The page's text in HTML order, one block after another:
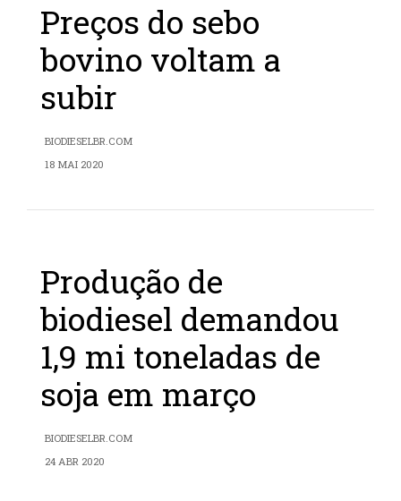
Preços do sebo
bovino voltam a
subir
BIODIESELBR.COM
18 MAI 2020
Produção de
biodiesel demandou
1,9 mi toneladas de
soja em março
BIODIESELBR.COM
24 ABR 2020